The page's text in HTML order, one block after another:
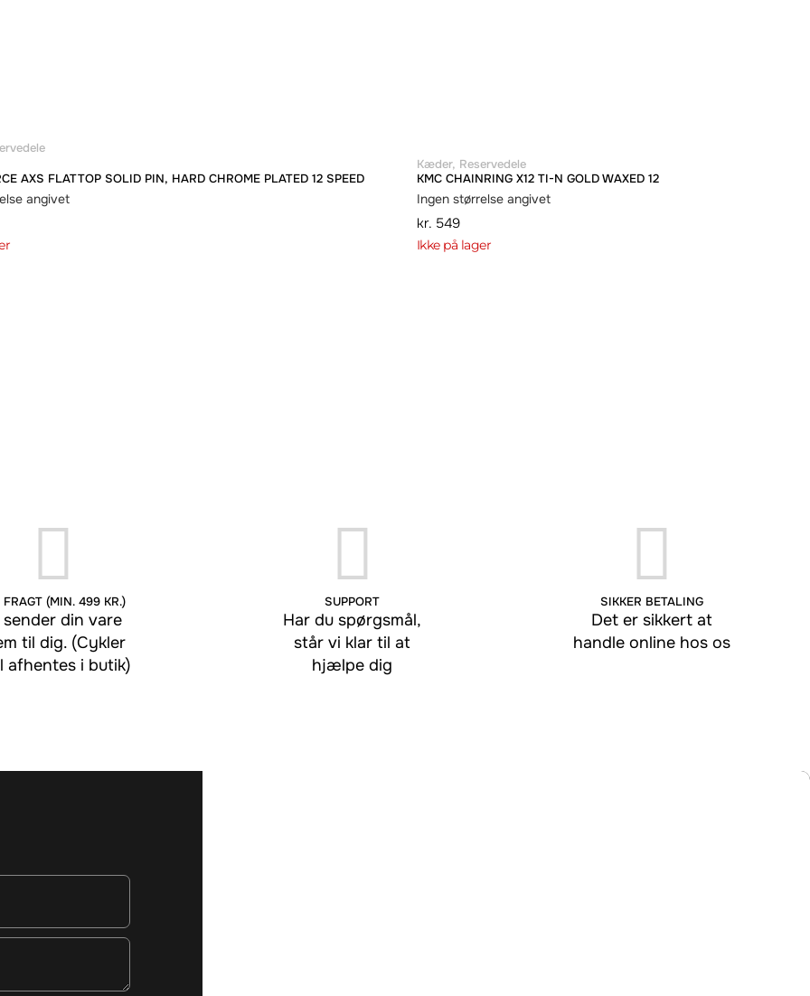
AXS FLATTOP SOLID PIN, HARD CHROME PLATED 12 SPEED
angivet
Kæder, Reservedele
KMC CHAINRING X12 TI-N GOLD WAXED 12
Ingen størrelse angivet
kr. 549
Ikke på lager
FRAGT (MIN. 499 KR.)
sender din vare
til dig. (Cykler
afhentes i butik)
SUPPORT
Har du spørgsmål,
står vi klar til at
hjælpe dig
SIKKER BETALING
Det er sikkert at
handle online hos os